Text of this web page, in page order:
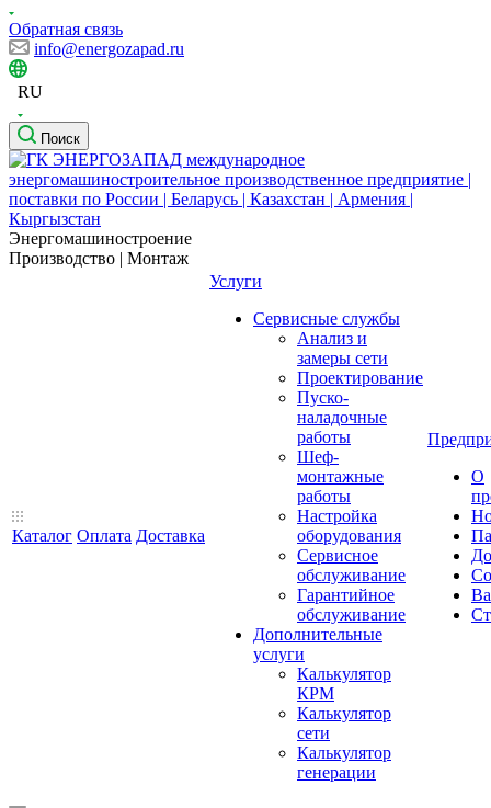
Обратная связь
info@energozapad.ru
RU
Поиск
Энергомашиностроение
Производство | Монтаж
Каталог Оплата Доставка
Услуги
Сервисные службы
Анализ и
замеры сети
Проектирование
Пуско-
наладочные
работы
Шеф-
монтажные
работы
Настройка
оборудования
Сервисное
обслуживание
Гарантийное
обслуживание
Дополнительные
услуги
Калькулятор
КРМ
Калькулятор
сети
Калькулятор
генерации
О